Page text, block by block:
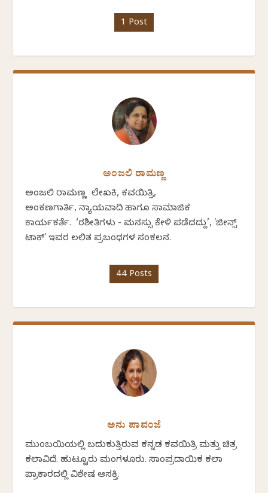
1 Post
ಅಂಜಲಿ ರಾಮಣ್ಣ
ಅಂಜಲಿ ರಾಮಣ್ಣ ಲೇಖಕಿ, ಕವಯಿತ್ರಿ,
ಅಂಕಣಗಾರ್ತಿ, ನ್ಯಾಯವಾದಿ ಹಾಗೂ ಸಾಮಾಜಿಕ
ಕಾರ್ಯಕರ್ತೆ. ‘ರಶೀತಿಗಳು - ಮನಸ್ಸು ಕೇಳಿ ಪಡೆದದ್ದು’, 'ಜೀನ್ಸ್
ಟಾಕ್' ಇವರ ಲಲಿತ ಪ್ರಬಂಧಗಳ ಸಂಕಲನ.
44 Posts
ಅನು ಪಾವಂಜೆ
ಮುಂಬಯಿಯಲ್ಲಿ ಬದುಕುತ್ತಿರುವ ಕನ್ನಡ ಕವಯಿತ್ರಿ ಮತ್ತು ಚಿತ್ರ
ಕಲಾವಿದೆ. ಹುಟ್ಟೂರು ಮಂಗಳೂರು. ಸಾಂಪ್ರದಾಯಿಕ ಕಲಾ
ಪ್ರಾಕಾರದಲ್ಲಿ ವಿಶೇಷ ಆಸಕ್ತಿ.